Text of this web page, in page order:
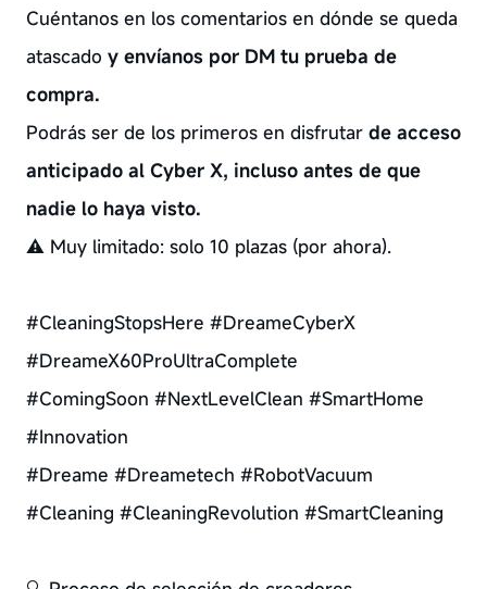
Cuéntanos en los comentarios en dónde se queda
atascado y envíanos por DM tu prueba de
compra.
Podrás ser de los primeros en disfrutarde acceso
anticipado al Cyber X, incluso antes de que
nadie lo haya visto.
⚠️ Muy limitado: solo 10 plazas (por ahora).
#CleaningStopsHere #DreameCyberX
#DreameX60ProUltraComplete
#ComingSoon #NextLevelClean #SmartHome
#Innovation
#Dreame #Dreametech #RobotVacuum
#Cleaning #CleaningRevolution #SmartCleaning